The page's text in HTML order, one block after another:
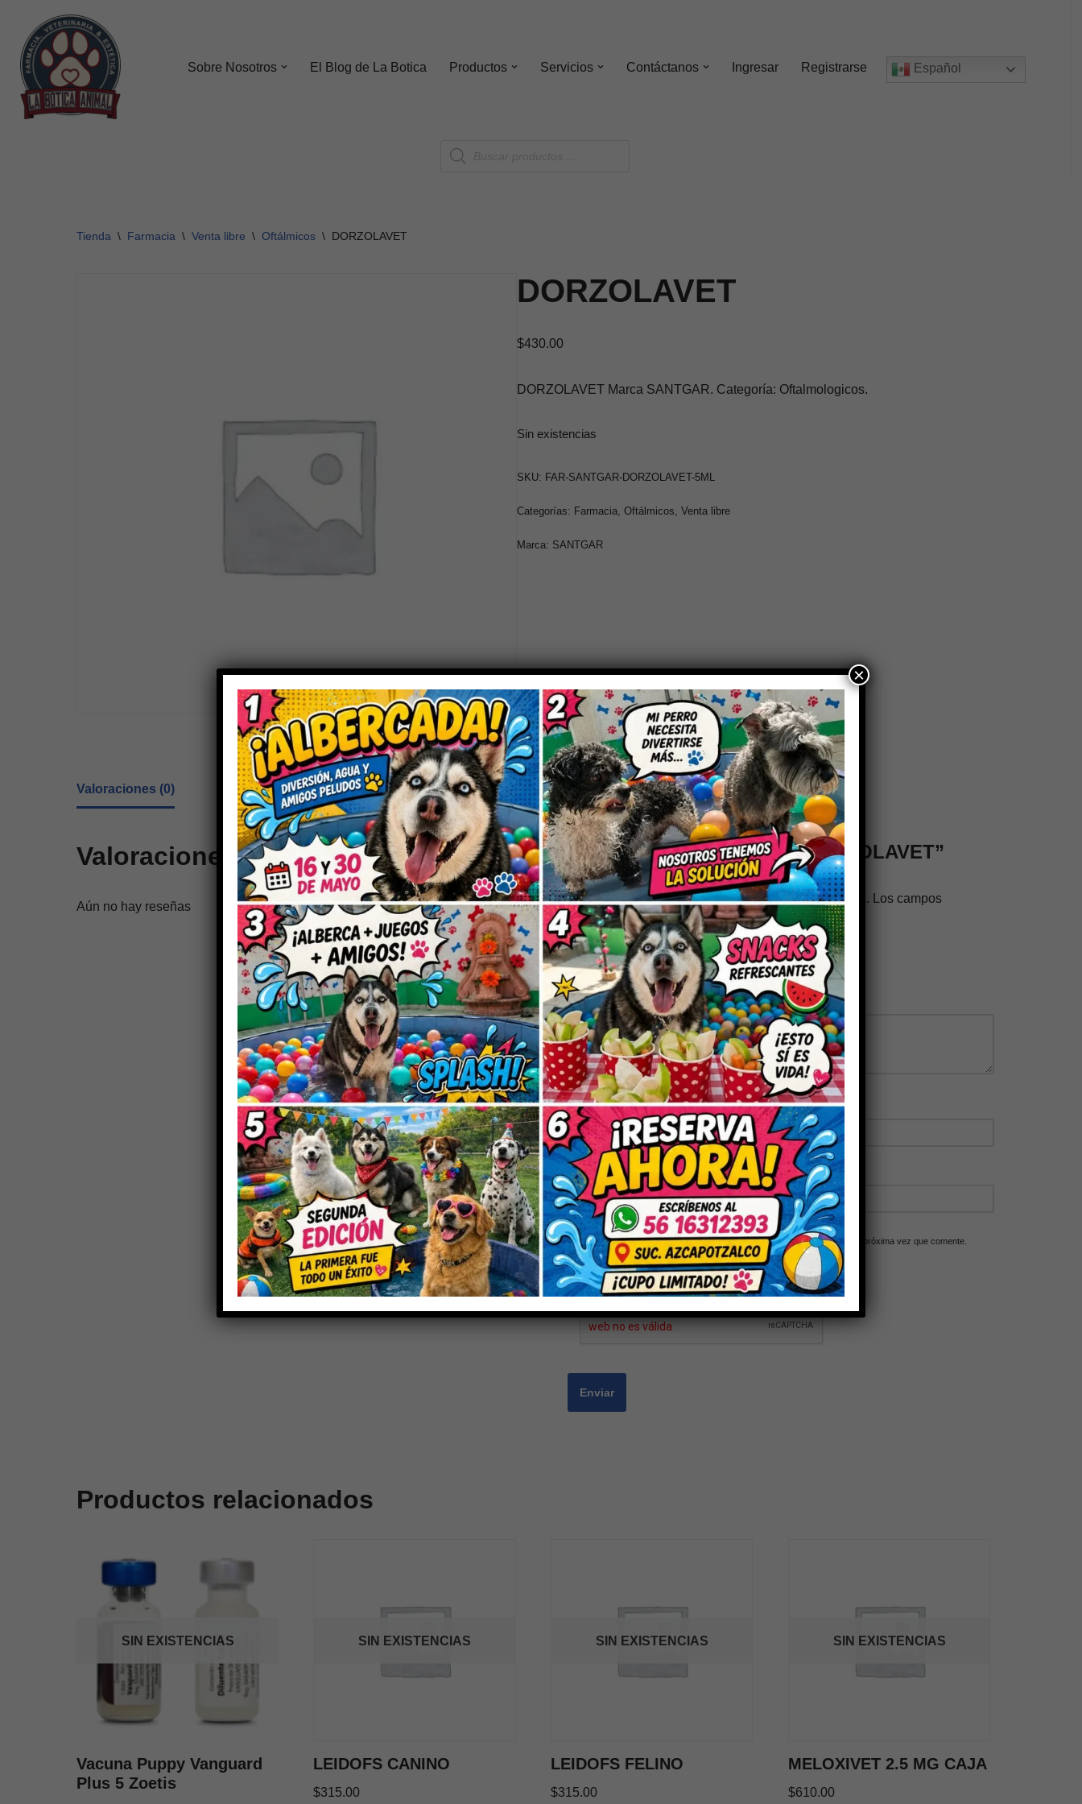
Saltar
contenido
Sobre Nosotros El Blog de La Botica Productos Servicios Contáctanos Ingresar Registrarse Español
Tienda \ Farmacia \ Venta libre \ Oftálmicos \ DORZOLAVET
DORZOLAVET
$430.00
DORZOLAVET Marca SANTGAR. Categoría: Oftalmologicos.
Sin existencias
SKU: FAR-SANTGAR-DORZOLAVET-5ML
Categorías: Farmacia, Oftálmicos Venta libre
Marca: SANTGAR
Valoraciones (0)
Valoraciones
Aún no hay reseñas
Sé el primero en valorar “DORZOLAVET”
Tu dirección de correo electrónico no será publicada.
Los campos
obligatorios están marcados con*
Tu puntuación
Tu valoración*
Nombre*
Correo electrónico*
Guarda mi nombre, correo electrónico y web en este navegador para la próxima vez que comente.
Productos relacionados
SIN EXISTENCIAS
Vacuna Puppy Vanguard
Plus 5 Zoetis
SIN EXISTENCIAS
LEIDOFS CANINO
$315.00
SIN EXISTENCIAS
LEIDOFS FELINO
$315.00
SIN EXISTENCIAS
MELOXIVET 2.5 MG CAJA
$610.00
×